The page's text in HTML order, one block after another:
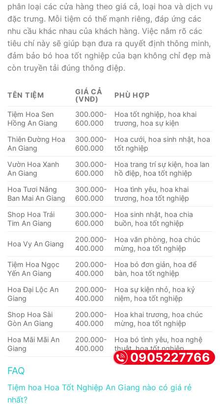
phân loại các cửa hàng theo giá cả, loại hoa và dịch vụ
đặc trưng. Mỗi tiệm có thế mạnh riêng, đáp ứng các
nhu cầu khác nhau của khách hàng. Việc nắm rõ các
tiêu chí này sẽ giúp bạn đưa ra quyết định thông minh,
đảm bảo bó hoa tốt nghiệp của bạn không chỉ đẹp mà
còn truyền tải đúng thông điệp.
TÊN TIỆM
GIÁ CẢ
(VNĐ)
PHÙ HỢP
Tiệm Hoa Sen
Hồng An Giang
300.000-
600.000
Hoa tốt nghiệp, hoa khai
trương, hoa sự kiện
Thiên Đường Hoa
An Giang
300.000-
600.000
Hoa cưới, hoa sinh nhật, hoa
tốt nghiệp
Vườn Hoa Xanh
An Giang
300.000-
600.000
Hoa trang trí sự kiện, hoa lan
hồ điệp, hoa tốt nghiệp
Hoa Tươi Nắng
Ban Mai An Giang
300.000-
600.000
Hoa tình yêu, hoa khai
trương, hoa tốt nghiệp
Shop Hoa Trái
Tim An Giang
300.000-
600.000
Hoa sinh nhật, hoa chia
buồn, hoa tốt nghiệp
Hoa Vy An Giang
200.000-
400.000
Hoa văn phòng, hoa chúc
mừng, hoa tốt nghiệp
Tiệm Hoa Ngọc
Yến An Giang
200.000-
400.000
Hoa bó đơn giản, hoa để
bàn, hoa tốt nghiệp
Hoa Đại Lộc An
Giang
200.000-
400.000
Hoa sự kiện nhỏ, hoa kỷ
niệm, hoa tốt nghiệp
Shop Hoa Sài
Gòn An Giang
200.000-
400.000
Hoa khai trương, hoa chúc
mừng, hoa tốt nghiệp
Hoa Mãi Mãi An
Giang
200.000-
400.000
Hoa bó tình yêu, hoa nghệ
thuật, hoa tốt nghiệp
FAQ
Tiệm hoa Hoa Tốt Nghiệp An Giang nào có giá rẻ
nhất?
0905227766